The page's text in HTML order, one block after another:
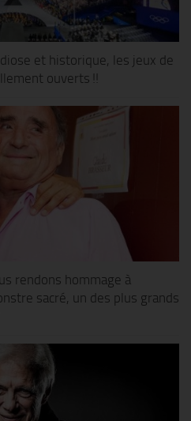
et historique, les jeux de
ouverts !!
rendons hommage à
sacré, un des plus grands